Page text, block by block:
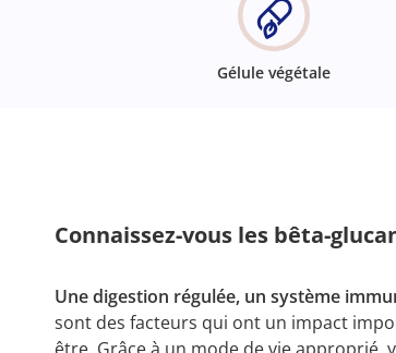
Gélule végétale
Connaissez-vous les bêta-
Une digestion régulée, un système
sont des facteurs qui ont un impact